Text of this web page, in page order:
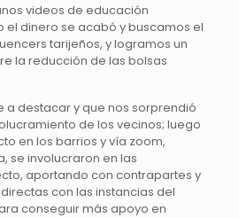
videos de educación
el dinero se acabó y buscamos el
tarijeños, y logramos un
la reducción de las bolsas
a destacar y que nos sorprendió
de los vecinos; luego
en los barrios y vía zoom,
se involucraron en las
aportando con contrapartes y
con las instancias del
conseguir más apoyo en